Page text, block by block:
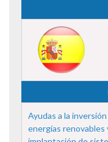
Ayudas a la
energías renovables